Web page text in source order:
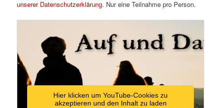
unserer Datenschutzerklärung. Nur eine Teilnahme pro Person.
Hier klicken um YouTube-Cookies zu
akzeptieren und den Inhalt zu laden